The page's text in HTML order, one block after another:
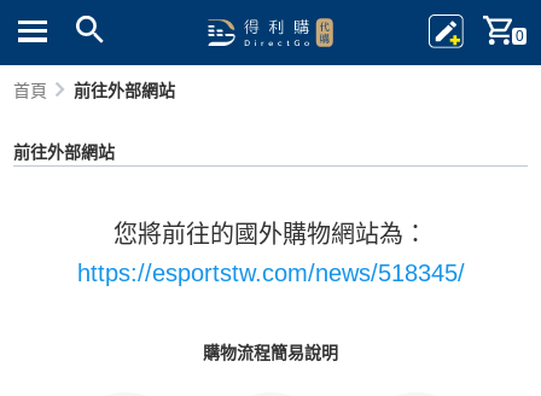
0
首頁 前往外部網站
前往外部網站
您將前往的國外購物網站為：
https://esportstw.com/news/518345/
購物流程簡易說明